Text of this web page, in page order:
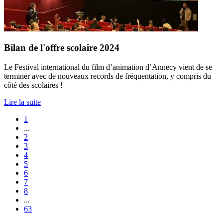
Bilan de l'offre scolaire 2024
Le Festival international du film d’animation d’Annecy vient de se
terminer avec de nouveaux records de fréquentation, y compris du
côté des scolaires !
Lire la suite
1
...
2
3
4
5
6
7
8
...
63